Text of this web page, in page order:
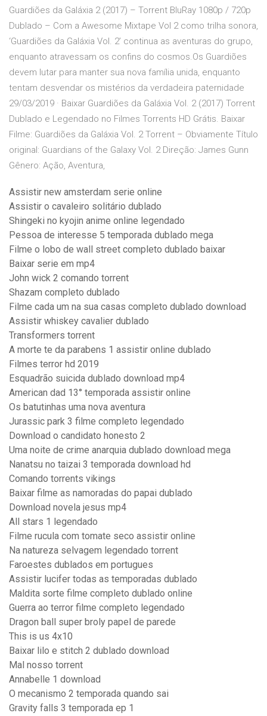
Guardiões da Galáxia 2 (2017) – Torrent BluRay 1080p / 720p
Dublado – Com a Awesome Mixtape Vol 2 como trilha sonora,
‘Guardiões da Galáxia Vol. 2’ continua as aventuras do grupo,
enquanto atravessam os confins do cosmos.Os Guardiões
devem lutar para manter sua nova família unida, enquanto
tentam desvendar os mistérios da verdadeira paternidade
29/03/2019 · Baixar Guardiões da Galáxia Vol. 2 (2017) Torrent
Dublado e Legendado no Filmes Torrents HD Grátis. Baixar
Filme: Guardiões da Galáxia Vol. 2 Torrent – Obviamente Título
original: Guardians of the Galaxy Vol. 2 Direção: James Gunn
Gênero: Ação, Aventura,
Assistir new amsterdam serie online
Assistir o cavaleiro solitário dublado
Shingeki no kyojin anime online legendado
Pessoa de interesse 5 temporada dublado mega
Filme o lobo de wall street completo dublado baixar
Baixar serie em mp4
John wick 2 comando torrent
Shazam completo dublado
Filme cada um na sua casas completo dublado download
Assistir whiskey cavalier dublado
Transformers torrent
A morte te da parabens 1 assistir online dublado
Filmes terror hd 2019
Esquadrão suicida dublado download mp4
American dad 13° temporada assistir online
Os batutinhas uma nova aventura
Jurassic park 3 filme completo legendado
Download o candidato honesto 2
Uma noite de crime anarquia dublado download mega
Nanatsu no taizai 3 temporada download hd
Comando torrents vikings
Baixar filme as namoradas do papai dublado
Download novela jesus mp4
All stars 1 legendado
Filme rucula com tomate seco assistir online
Na natureza selvagem legendado torrent
Faroestes dublados em portugues
Assistir lucifer todas as temporadas dublado
Maldita sorte filme completo dublado online
Guerra ao terror filme completo legendado
Dragon ball super broly papel de parede
This is us 4x10
Baixar lilo e stitch 2 dublado download
Mal nosso torrent
Annabelle 1 download
O mecanismo 2 temporada quando sai
Gravity falls 3 temporada ep 1